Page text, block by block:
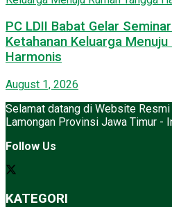
PC LDII Babat Gelar
Ketahanan Keluarga Menuju
Harmonis
August 1, 2026
Selamat datang di Website
Lamongan Provinsi Jawa Timur -
Follow Us
KATEGORI